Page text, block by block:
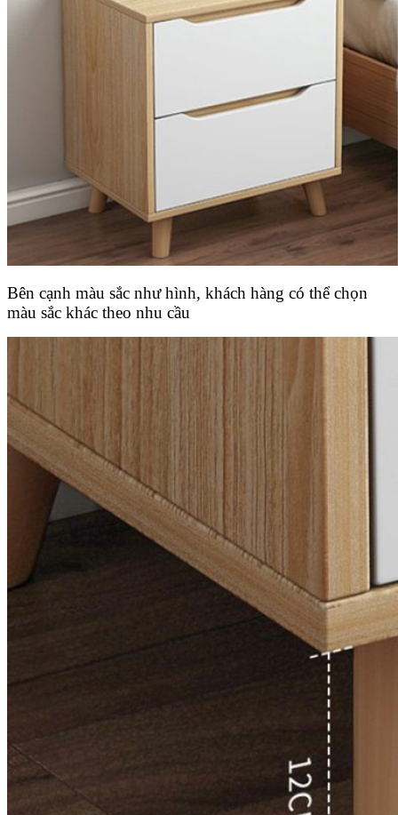
Bên cạnh màu sắc như hình, khách hàng có thể chọn
màu sắc khác theo nhu cầu